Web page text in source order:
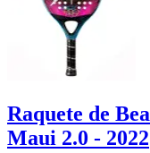
Raquete de
Maui 2.0 - 2022